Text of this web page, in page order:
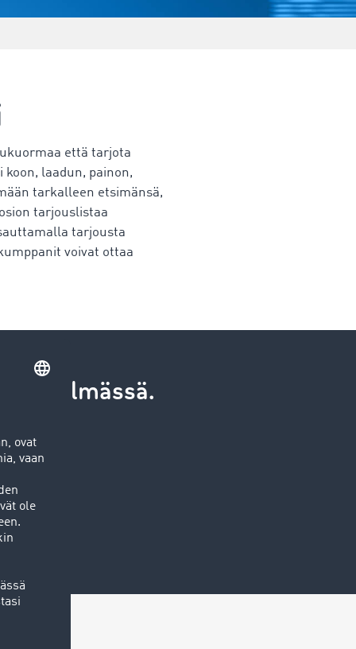
että tarjota
laadun, painon,
tarkalleen etsimänsä,
tarjouslistaa
tarjousta
voivat ottaa